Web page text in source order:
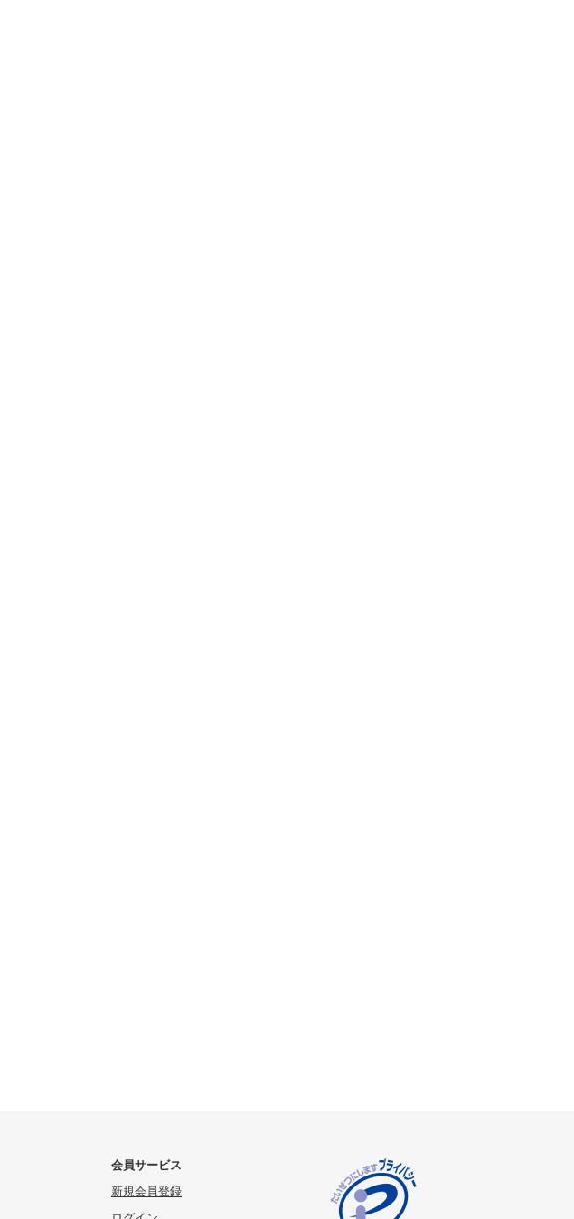
会員サービス
新規会員登録